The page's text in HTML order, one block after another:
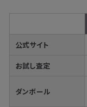
公式サイト
お試し査定
ダンボール